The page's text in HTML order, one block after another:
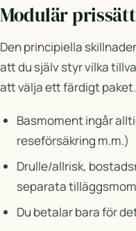
Modulär
Den principiella
att du själv styr vilka
att välja ett färdigt
Basmoment ingår
reseförsäkring m.m.)
Drulle/allrisk,
separata
Du betalar bara för